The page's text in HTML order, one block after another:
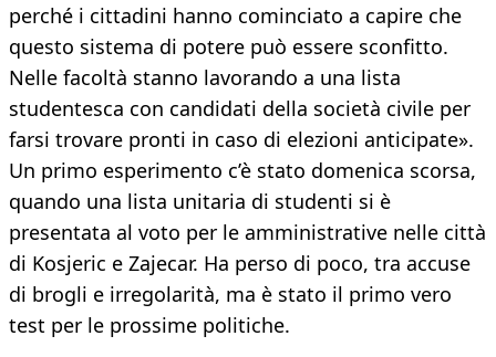
perché i cittadini hanno cominciato a capire che
questo sistema di potere può essere sconfitto.
Nelle facoltà stanno lavorando a una lista
studentesca con candidati della società civile per
farsi trovare pronti in caso di elezioni anticipate».
Un primo esperimento c’è stato domenica scorsa,
quando una lista unitaria di studenti si è
presentata al voto per le amministrative nelle città
di Kosjeric e Zajecar. Ha perso di poco, tra accuse
di brogli e irregolarità, ma è stato il primo vero
test per le prossime politiche.